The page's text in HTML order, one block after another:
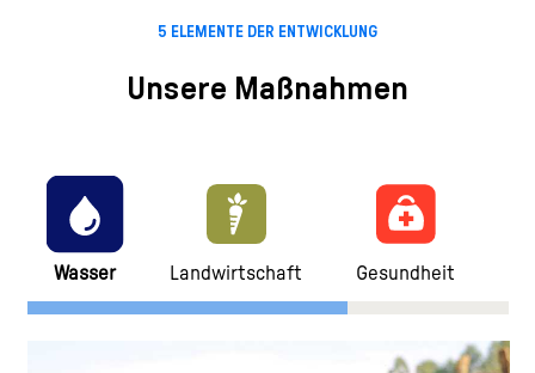
5 ELEMENTE DER ENTWICKLUNG
Unsere Maßnahmen
Wasser Landwirtschaft Gesundheit